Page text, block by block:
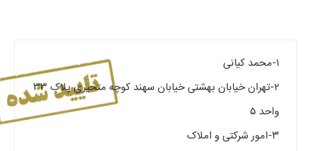
۱-محمد کیانی
۲-تهران خیابان بهشتی خیابان سهند کوچه متحیری پلاک ۳۳
واحد ۵
۳-امور شرکتی و املاک